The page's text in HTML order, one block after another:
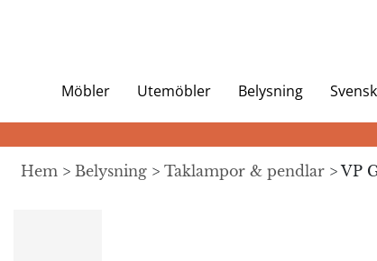
Möbler Utemöbler Belysning
Hem > Belysning > Taklampor & pendlar > VP